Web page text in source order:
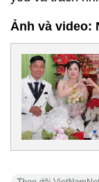
Ảnh và video: